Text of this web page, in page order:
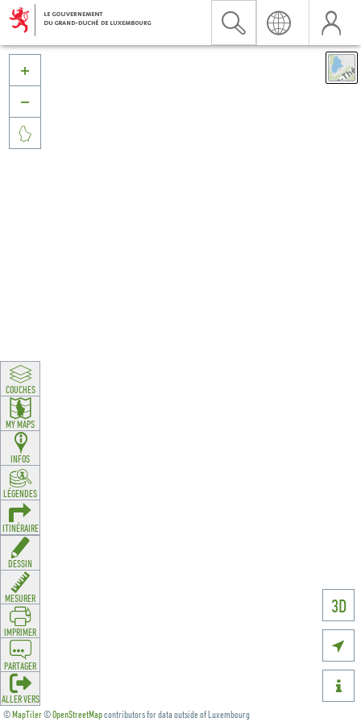
©MapTiler©OpenStreetMapcontributors for data outside of Luxembourg
3D





COUCHES
MY MAPS
INFOS
LÉGENDES
ITINÉRAIRE
DESSIN
MESURER
IMPRIMER
PARTAGER
ALLER VERS